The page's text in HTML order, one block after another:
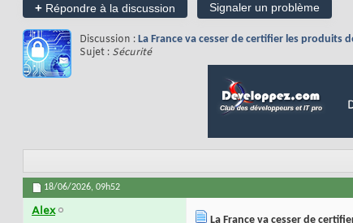
+ Répondre à la discussion Signaler un problème
Discussion : La France va cesser de certifier les
Sujet : Sécurité
18/06/2026, 09h52
Alex
La France va cesser de